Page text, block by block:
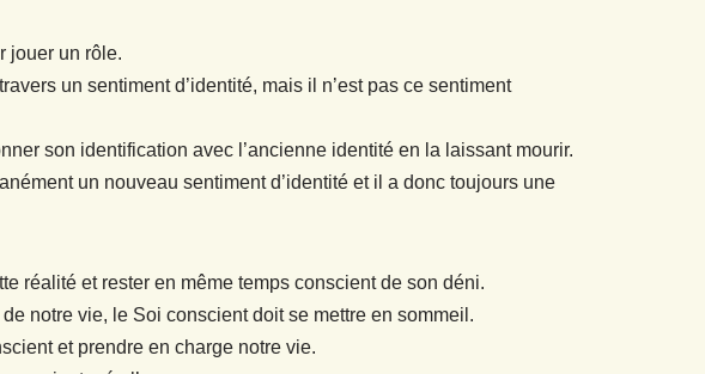
jouer un rôle.
un sentiment d’identité, mais il n’est pas ce sentiment
son identification avec l’ancienne identité en la laissant mourir.
un nouveau sentiment d’identité et il a donc toujours une
réalité et rester en même temps conscient de son déni.
notre vie, le Soi conscient doit se mettre en sommeil.
et prendre en charge notre vie.